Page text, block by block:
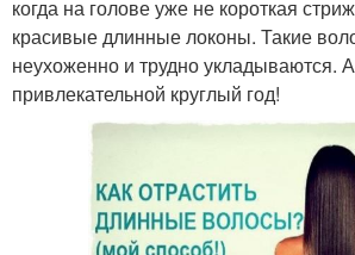
когда на голове уже не короткая
красивые длинные локоны. Такие
неухоженно и трудно укладываются.
привлекательной круглый год!